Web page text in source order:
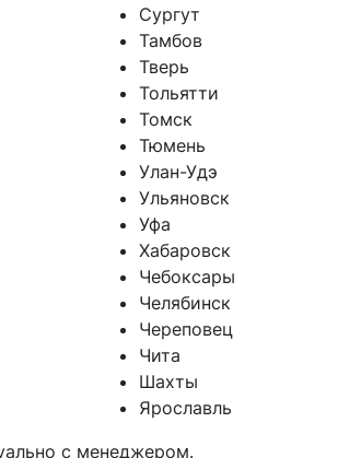
Сургут
Тамбов
Тверь
Тольятти
Томск
Тюмень
Улан-Удэ
Ульяновск
Уфа
Хабаровск
Чебоксары
Челябинск
Череповец
Чита
Шахты
Ярославль
с менеджером.